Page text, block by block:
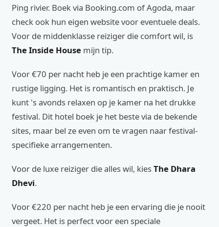
Ping rivier. Boek via Booking.com of Agoda, maar
check ook hun eigen website voor eventuele deals.
Voor de middenklasse reiziger die comfort wil, is
The Inside House mijn tip.
Voor €70 per nacht heb je een prachtige kamer en
rustige ligging. Het is romantisch en praktisch. Je
kunt 's avonds relaxen op je kamer na het drukke
festival. Dit hotel boek je het beste via de bekende
sites, maar bel ze even om te vragen naar festival-
specifieke arrangementen.
Voor de luxe reiziger die alles wil, kiesThe Dhara
Dhevi.
Voor €220 per nacht heb je een ervaring die je nooit
vergeet. Het is perfect voor een speciale